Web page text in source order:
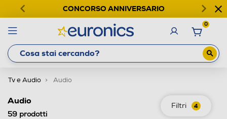
CONCORSO ANNIVERSARIO
0
Tv e Audio Audio
Filtri 4
Audio
59 prodotti